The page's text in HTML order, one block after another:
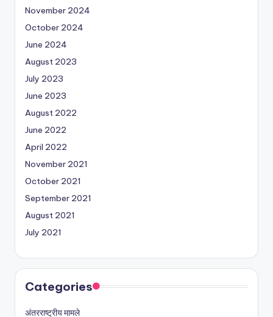
November 2024
October 2024
June 2024
August 2023
July 2023
June 2023
August 2022
June 2022
April 2022
November 2021
October 2021
September 2021
August 2021
July 2021
Categories
अंतरराष्ट्रीय मामले